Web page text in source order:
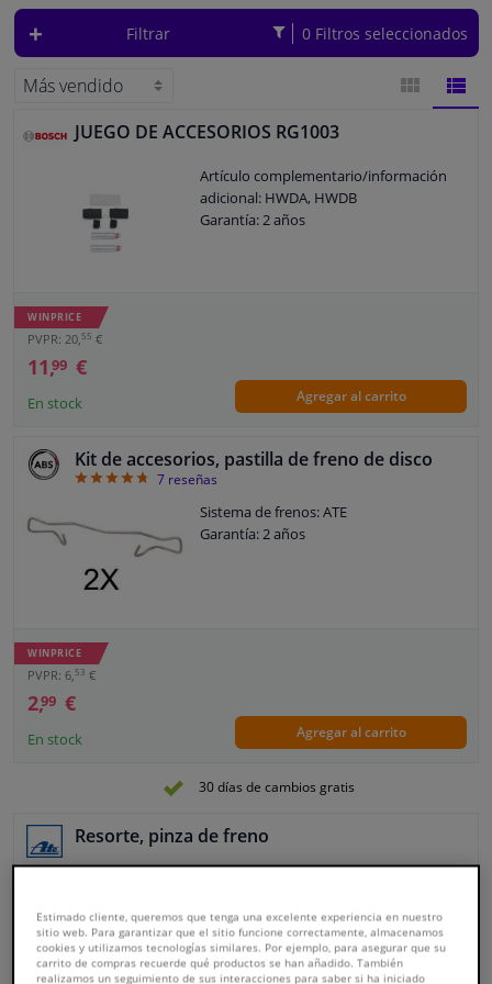
Taller y herramientas
Sensores y Aparatos Electrónicos
Filtrar 0 Filtros seleccionados
DE
JUEGO DE ACCESORIOS RG1003
Artículo complementario/información
adicional: HWDA, HWDB
Garantía: 2 años
WINPRICE
PVPR: 20,55 €
11,99 €
En stock Agregar al carrito
Kit de accesorios, pastilla de freno de disco
4.71
7 reseñas
Sistema de frenos: ATE
Garantía: 2 años
WINPRICE
PVPR: 6,53 €
2,99 €
En stock Agregar al carrito
30 días de cambios gratis
Resorte, pinza de freno
Estimado cliente, queremos que tenga una excelente experiencia en nuestro
sitio web. Para garantizar que el sitio funcione correctamente, almacenamos
cookies y utilizamos tecnologías similares. Por ejemplo, para asegurar que su
carrito de compras recuerde qué productos se han añadido. También
realizamos un seguimiento de sus interacciones para saber si ha iniciado